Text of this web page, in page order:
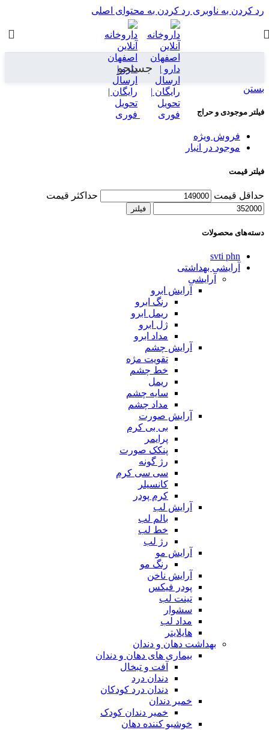
رد کردن به محتوای اصلی
جستجو
و حراج
ویژه
در انبار
حداکثر قیمت
بهداشتی
آرایش ابرو
آرایش چشم
تقویت مژه
سایه چشم
مداد چشم
آرایش صورت
بی بی کرم
پنکک صورت
سی سی کرم
آرایش لب
آرایش ناخن
پودر فیکس
بهداشت دهان و دندان
بیماری های دهان و دندان
آفت و تبخال
دندان درد کودکان
خمیر دندان
خمیر دندان کودک
خوشبو کننده دهان